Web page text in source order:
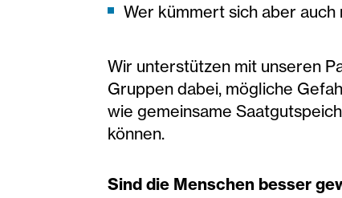
Wer kümmert sich aber
Wir unterstützen mit unseren
Gruppen dabei, mögliche
wie gemeinsame
können.
Sind die Menschen besser